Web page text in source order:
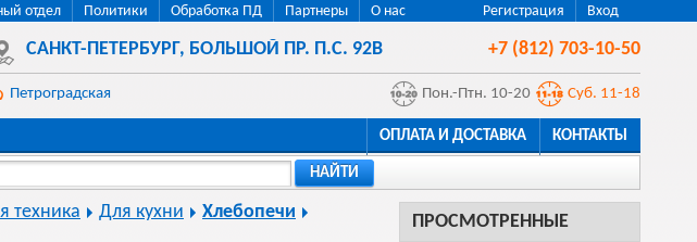
Регистрация Вход
отдел Политики Обработка ПД Партнеры
О нас
САНКТ-ПЕТЕРБУРГ, БОЛЬШОЙ ПР. П.С. 92В +7 (812) 703-10-50
Петроградская Пон.-Птн. 10-20 Суб. 11-18
ОПЛАТА И ДОСТАВКА КОНТАКТЫ
НАЙТИ
ПРОСМОТРЕННЫЕ
техника Для кухни Хлебопечи